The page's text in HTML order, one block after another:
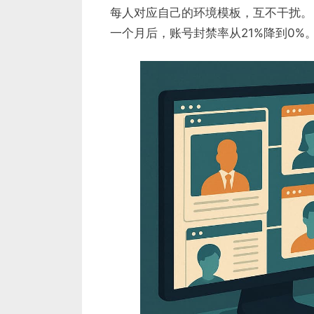
每人对应自己的环境模板，互不干扰。
一个月后，账号封禁率从21%降到0%